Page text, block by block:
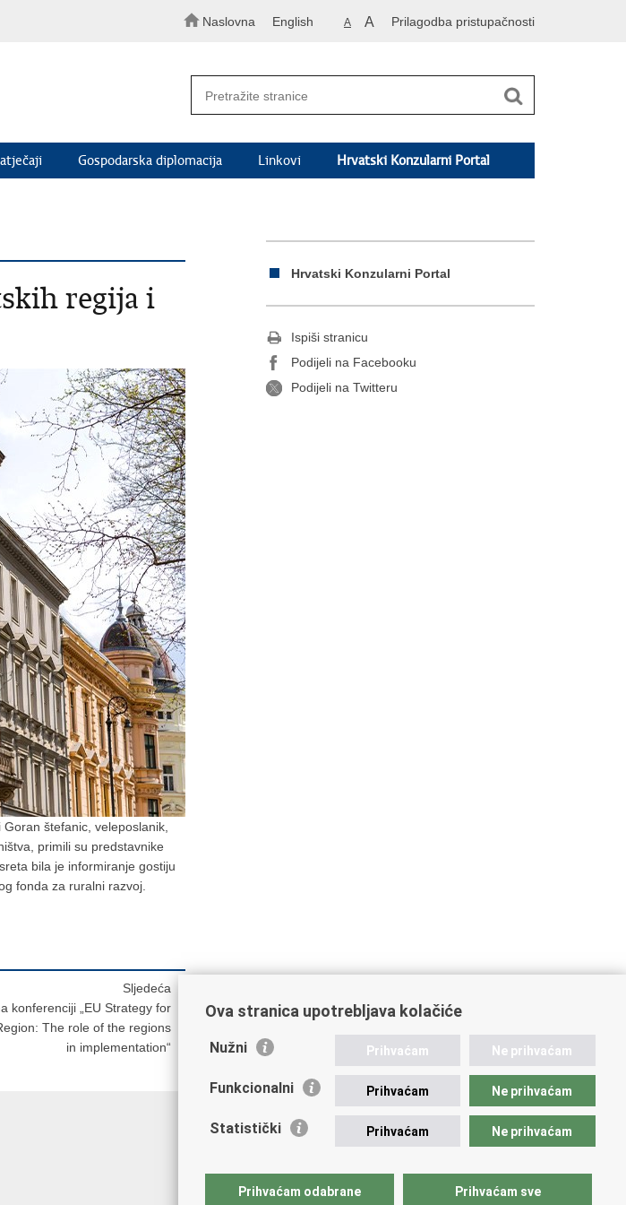
Naslovna English A A Prilagodba pristupačnosti
Gospodarska diplomacija Linkovi Hrvatski Konzularni Portal
regija i
štefanic, veleposlanik,
primili su predstavnike
bila je informiranje gostiju
fonda za ruralni razvoj.
Sljedeća
konferenciji „EU Strategy for
The role of the regions
in implementation“
Hrvatski Konzularni Portal
Ispiši stranicu
Podijeli na Facebooku
Podijeli na Twitteru
Ova stranica upotrebljava kolačiće
Nužni Prihvaćam Ne prihvaćam
Funkcionalni Prihvaćam Ne prihvaćam
Statistički Prihvaćam Ne prihvaćam
Prihvaćam odabrane Prihvaćam sve